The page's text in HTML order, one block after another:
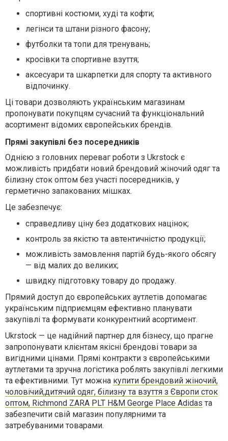
спортивні костюми, худі та кофти;
легінси та штани різного фасону;
футболки та топи для тренувань;
кросівки та спортивне взуття;
аксесуари та шкарпетки для спорту та активного
відпочинку.
Ці товари дозволяють українським магазинам
пропонувати покупцям сучасний та функціональний
асортимент відомих європейських брендів.
Прямі закупівлі без посередників
Однією з головних переваг роботи з Ukrstock є
можливість придбати новий брендовий жіночий одяг та
білизну сток оптом без участі посередників, у
герметично запакованих мішках.
Це забезпечує:
справедливу ціну без додаткових націнок;
контроль за якістю та автентичністю продукції;
можливість замовлення партій будь-якого обсягу
— від малих до великих;
швидку підготовку товару до продажу.
Прямий доступ до європейських аутлетів допомагає
українським підприємцям ефективно планувати
закупівлі та формувати конкурентний асортимент.
Ukrstock — це надійний партнер для бізнесу, що прагне
запропонувати клієнтам якісні брендові товари за
вигідними цінами. Прямі контракти з європейськими
аутлетами та зручна логістика роблять закупівлі легкими
та ефективними. Тут можна купити брендовий жіночий,
чоловічий,дитячий одяг, білизну та взуття з Європи сток
оптом, Richmond ZARA PLT H&M George Place Adidas та
забезпечити свій магазин популярними та
затребуваними товарами.